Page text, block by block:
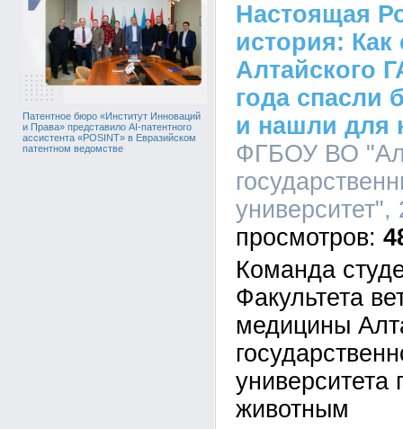
Патентное бюро «Институт Инноваций
и Права» представило AI-патентного
ассистента «POSINT» в Евразийском
патентном ведомстве
Настоящая
история: Как
Алтайского
года спасли
и нашли для
ФГБОУ ВО
Команда
Факультета
медицины
животным